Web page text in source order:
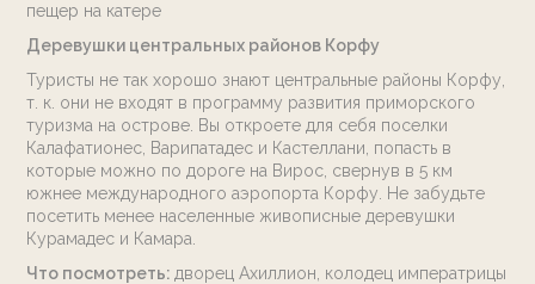
пещер на катере
Деревушки центральных районов Корфу
Туристы не так хорошо знают центральные районы Корфу,
т. к. они не входят в программу развития приморского
туризма на острове. Вы откроете для себя поселки
Калафатионес, Варипатадес и Кастеллани, попасть в
которые можно по дороге на Вирос, свернув в 5 км
южнее международного аэропорта Корфу. Не забудьте
посетить менее населенные живописные деревушки
Курамадес и Камара.
Что посмотреть: дворец Ахиллион, колодец императрицы